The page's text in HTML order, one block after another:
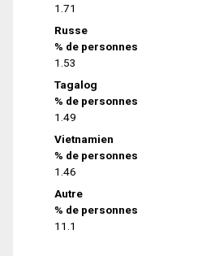
1.71
Russe
% de personnes
1.53
Tagalog
% de personnes
1.49
Vietnamien
% de personnes
1.46
Autre
% de personnes
11.1